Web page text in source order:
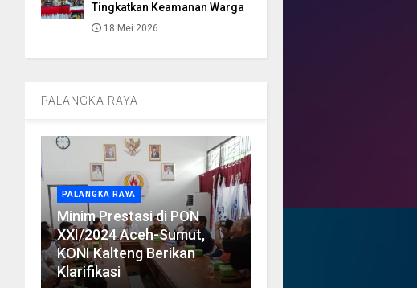
Tingkatkan Keamanan Warga
18 Mei 2026
PALANGKA RAYA
PALANGKA RAYA
Minim Prestasi di PON
XXI/2024 Aceh-Sumut,
KONI Kalteng Berikan
Klarifikasi